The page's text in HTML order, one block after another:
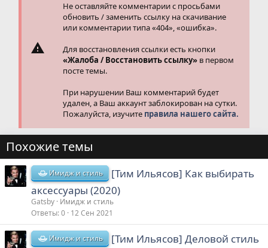
Не оставляйте комментарии с просьбами
обновить / заменить ссылку на скачивание
или комментарии типа «404», «ошибка».
Для восстановления ссылки есть кнопки
«Жалоба / Восстановить ссылку» в первом
посте темы.
При нарушении Ваш комментарий будет
удален, а Ваш аккаунт заблокирован на сутки.
Пожалуйста, изучите правила нашего сайта.
Похожие темы
Имидж и стиль
[Тим Ильясов] Как выбирать
аксессуары (2020)
Gatsby Имидж и стиль
Ответы 0 12 Сен 2021
Имидж и стиль
[Тим Ильясов] Деловой стиль